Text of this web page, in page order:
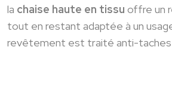
la chaise haute en tissu offre un
tout en restant adaptée à un
revêtement est traité anti-